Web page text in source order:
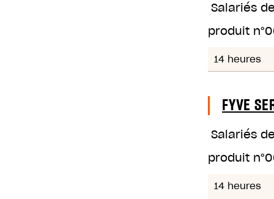
Salariés
produit n°
14 heures
FYVE
Salariés
produit n°
14 heures